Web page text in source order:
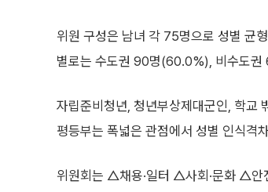
위원 구성은 남녀 각 75명으로 성별
별로는 수도권 90명(60.0%), 비수도
자립준비청년, 청년부상제대군인, 학교
평등부는 폭넓은 관점에서 성별 인식격
위원회는 △채용·일터 △사회·문화 △안